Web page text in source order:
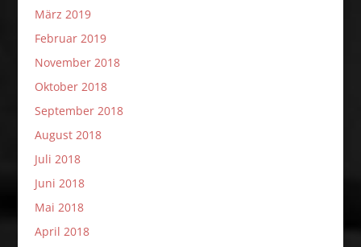
März 2019
Februar 2019
November 2018
Oktober 2018
September 2018
August 2018
Juli 2018
Juni 2018
Mai 2018
April 2018